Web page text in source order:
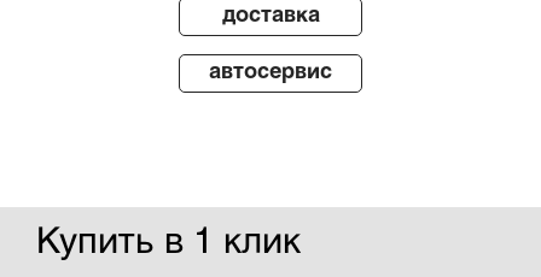
доставка
автосервис
Купить в 1 клик